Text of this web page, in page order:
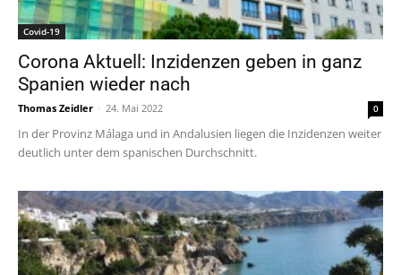
Covid-19
Corona Aktuell: Inzidenzen geben in ganz
Spanien wieder nach
Thomas Zeidler - 24. Mai 2022 0
In der Provinz Málaga und in Andalusien liegen die Inzidenzen weiter
deutlich unter dem spanischen Durchschnitt.